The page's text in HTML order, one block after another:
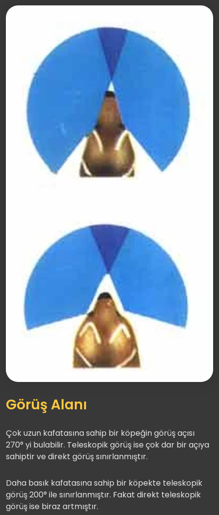
Görüş Alanı
Çok uzun kafatasına sahip bir köpeğin görüş açısı
270° yi bulabilir. Teleskopik görüş ise çok dar bir açıya
sahiptir ve direkt görüş sınırlanmıştır.
Daha basık kafatasına sahip bir köpekte teleskopik
görüş 200° ile sınırlanmıştır. Fakat direkt teleskopik
görüş ise biraz artmıştır.